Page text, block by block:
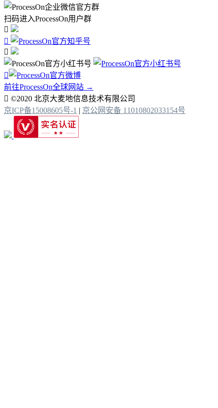
扫码进入ProcessOn用户群




前往ProcessOn全球网站 →
 ©2020 北京大麦地信息技术有限公司
京ICP备15008605号-1 | 京公网安备 11010802033154号